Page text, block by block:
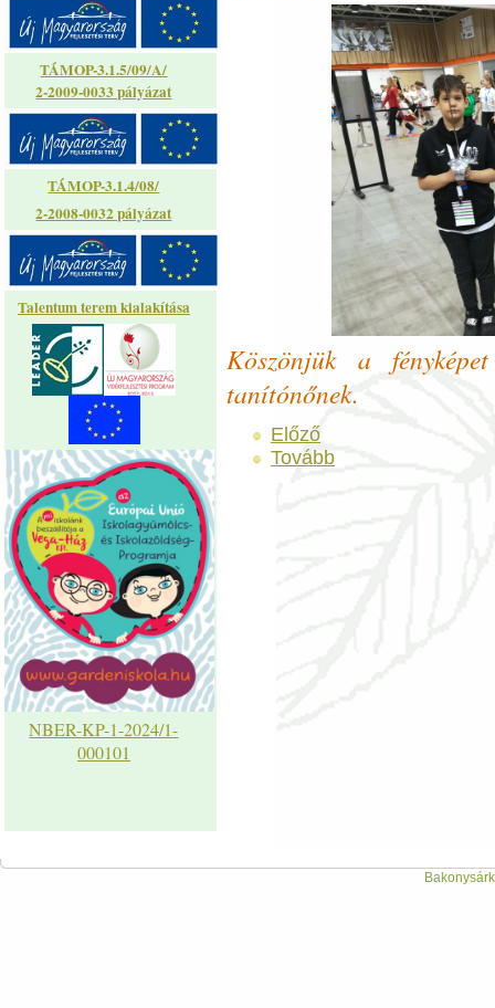
TÁMOP-3.1.5/09/A/
2-2009-0033 pályázat
TÁMOP-3.1.4/08/
2-2008-0032 pályázat
Talentum terem kialakítása
NBER-KP-1-2024/1-
000101
Köszönjük a
tanítónőnek.
Előző
Tovább